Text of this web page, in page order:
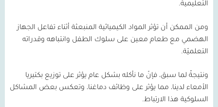
التعليمية.
ومن الممكن أن تؤثر المواد الكيميائية المنبعثة أثناء تفاعل الجهاز
الهضمي مع طعام معين على سلوك الطفل وانتباهه وقدراته
التعلميّة.
ونتيجةً لما سبق، فإنّ ما نأكله بشكل عام يؤثر على توزيع بكتيريا
الأمعاء لدينا، مما يؤثر على وظائف دماغنا، وتعكس بعض المشاكل
السلوكية هذا الارتباط.